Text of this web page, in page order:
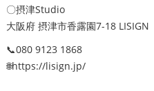
〇摂津Studio
大阪府 摂津市香露園7-18 LISIGN
📞080 9123 1868
🌐https://lisign.jp/